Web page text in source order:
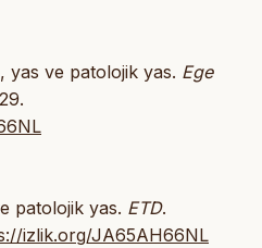
yas ve patolojik yas. Ege
patolojik yas. ETD.
izlik.org/JA65AH66NL